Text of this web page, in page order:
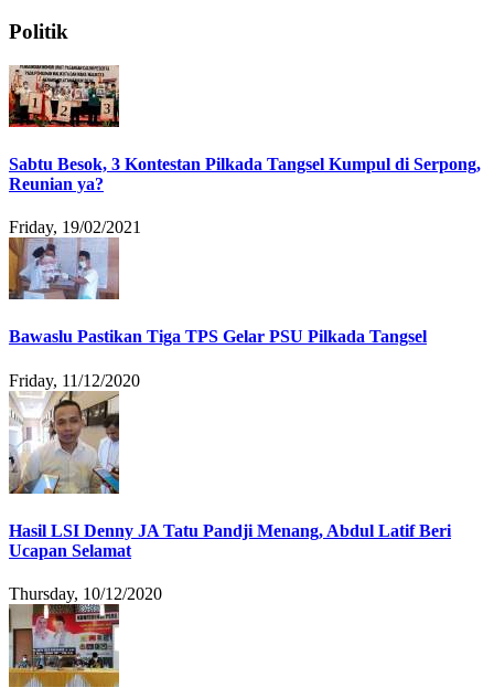
Politik
Sabtu Besok, 3 Kontestan Pilkada Tangsel Kumpul di Serpong,
Reunian ya?
Friday, 19/02/2021
Bawaslu Pastikan Tiga TPS Gelar PSU Pilkada Tangsel
Friday, 11/12/2020
Hasil LSI Denny JA Tatu Pandji Menang, Abdul Latif Beri
Ucapan Selamat
Thursday, 10/12/2020